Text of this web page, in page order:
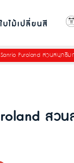
ใบไม้เปลี่ยนสี
Sanrio Puroland สวนสนุกธี
สว